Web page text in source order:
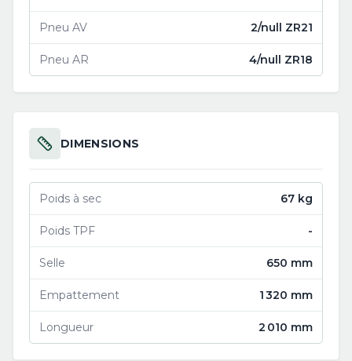
Pneu AV 2/null ZR21
Pneu AR 4/null ZR18
DIMENSIONS
Poids à sec 67 kg
Poids TPF -
Selle 650 mm
Empattement 1 320 mm
Longueur 2 010 mm